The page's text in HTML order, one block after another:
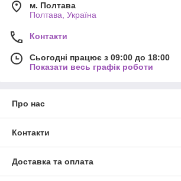
м. Полтава
Полтава, Україна
Контакти
Сьогодні працює з 09:00 до 18:00
Показати весь графік роботи
Про нас
Контакти
Доставка та оплата